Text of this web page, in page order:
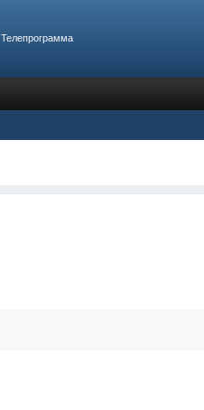
Телепрограмма